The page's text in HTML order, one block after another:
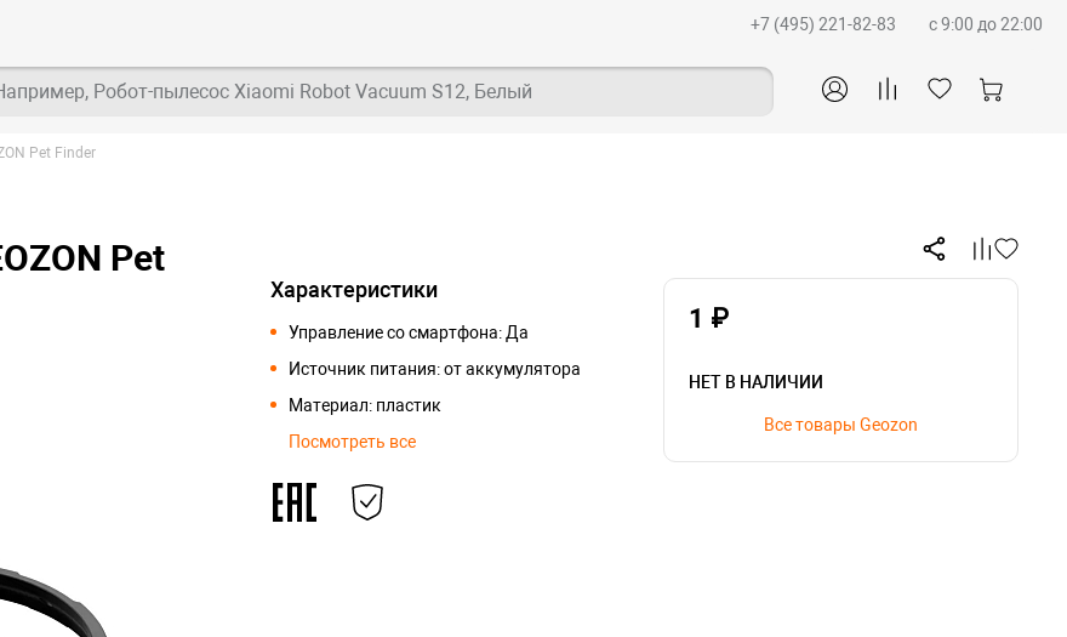
+7 (495) 221-82-83 c 9:00 до 22:00
Робот-пылесос Xiaomi Robot Vacuum S12, Белый
Pet Finder
Pet
Характеристики
Управление со смартфона: Да
Источник питания: от аккумулятора
Материал: пластик
Посмотреть все
1 ₽
НЕТ В НАЛИЧИИ
Все товары Geozon